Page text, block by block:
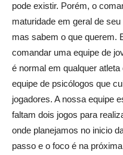
pode existir. Porém, o
maturidade em geral de
mas sabem o que querem.
comandar uma equipe de
é normal em qualquer
equipe de psicólogos que
jogadores. A nossa equipe
faltam dois jogos para
onde planejamos no inicio
passo e o foco é na